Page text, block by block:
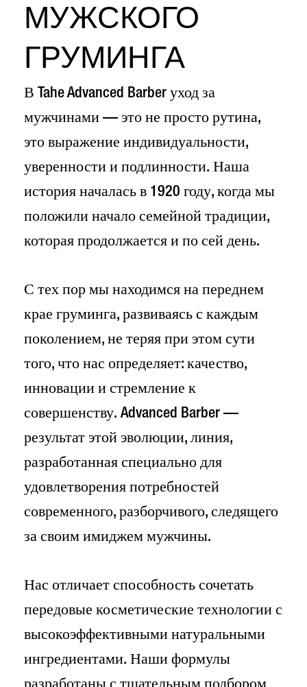
МУЖСКОГО
ГРУМИНГА
В Tahe Advanced Barber уход за
мужчинами — это не просто рутина,
это выражение индивидуальности,
уверенности и подлинности. Наша
история началась в 1920 году, когда мы
положили начало семейной традиции,
которая продолжается и по сей день.
С тех пор мы находимся на переднем
крае груминга, развиваясь с каждым
поколением, не теряя при этом сути
того, что нас определяет: качество,
инновации и стремление к
совершенству. Advanced Barber —
результат этой эволюции, линия,
разработанная специально для
удовлетворения потребностей
современного, разборчивого, следящего
за своим имиджем мужчины.
Нас отличает способность сочетать
передовые косметические технологии с
высокоэффективными натуральными
ингредиентами. Наши формулы